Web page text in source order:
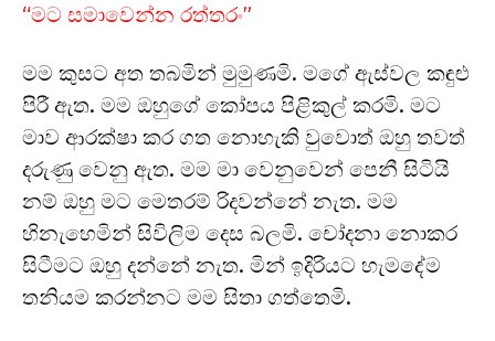
“මට සමාවෙන්න රත්තරං”
මම කුසට අත තබමින් මුමුණමි. මගේ ඇස්වල කඳුළු
පිරී ඇත. මම ඔහුගේ කෝපය පිළිකුල් කරමි. මට
මාව ආරක්ෂා කර ගත නොහැකි වුවොත් ඔහු තවත්
දරුණු වෙනු ඇත. මම මා වෙනුවෙන් පෙනී සිටියි
නම් ඔහු මට මෙතරම් රිදවන්නේ නැත. මම
හිනැහෙමින් සිවිලිම දෙස බලමි. චෝදනා නොකර
සිටීමට ඔහු දන්නේ නැත. මින් ඉදිරියට හැමදේම
තනියම කරන්නට මම සිතා ගත්තෙමි.